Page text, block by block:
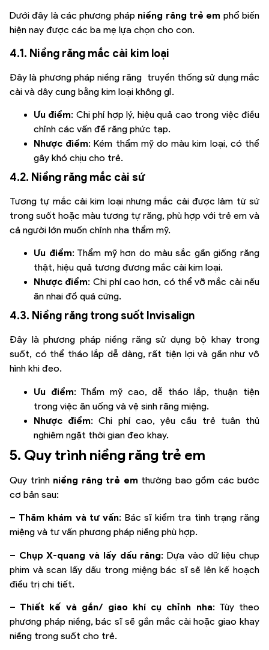
Dưới đây là các phương pháp niềng răng trẻ em phổ biến
hiện nay được các ba mẹ lựa chọn cho con.
4.1. Niềng răng mắc cài kim loại
Đây là phương pháp niềng răng truyền thống sử dụng mắc
cài và dây cung bằng kim loại không gỉ.
Ưu điểm: Chi phí hợp lý, hiệu quả cao trong việc điều
chỉnh các vấn đề răng phức tạp.
Nhược điểm: Kém thẩm mỹ do màu kim loại, có thể
gây khó chịu cho trẻ.
4.2. Niềng răng mắc cài sứ
Tương tự mắc cài kim loại nhưng mắc cài được làm từ sứ
trong suốt hoặc màu tương tự răng, phù hợp với trẻ em và
cả người lớn muốn chỉnh nha thẩm mỹ.
Ưu điểm: Thẩm mỹ hơn do màu sắc gần giống răng
thật, hiệu quả tương đương mắc cài kim loại.
Nhược điểm: Chi phí cao hơn, có thể vỡ mắc cài nếu
ăn nhai đồ quá cứng.
4.3. Niềng răng trong suốt Invisalign
Đây là phương pháp niềng răng sử dụng bộ khay trong
suốt, có thể tháo lắp dễ dàng, rất tiện lợi và gần như vô
hình khi đeo.
Ưu điểm: Thẩm mỹ cao, dễ tháo lắp, thuận tiện
trong việc ăn uống và vệ sinh răng miệng.
Nhược điểm: Chi phí cao, yêu cầu trẻ tuân thủ
nghiêm ngặt thời gian đeo khay.
5. Quy trình niềng răng trẻ em
Quy trình niềng răng trẻ emthường bao gồm các bước
cơ bản sau:
– Thăm khám và tư vấn: Bác sĩ kiểm tra tình trạng răng
miệng và tư vấn phương pháp niềng phù hợp.
– Chụp X-quang và lấy dấu răng:Dựa vào dữ liệu chụp
phim và scan lấy dấu trong miệng bác sĩ sẽ lên kế hoạch
điều trị chi tiết.
– Thiết kế và gắn/ giao khí cụ chỉnh nha: Tùy theo
phương pháp niềng, bác sĩ sẽ gắn mắc cài hoặc giao khay
niềng trong suốt cho trẻ.